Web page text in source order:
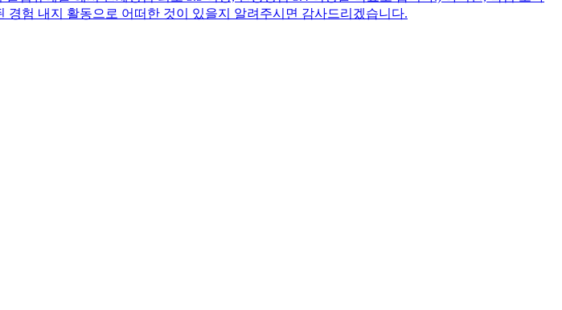
험 내지 활동으로 어떠한 것이 있을지 알려주시면 감사드리겠습니다.